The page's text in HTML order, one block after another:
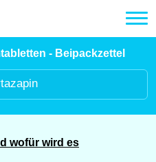
- Beipackzettel
wofür wird es